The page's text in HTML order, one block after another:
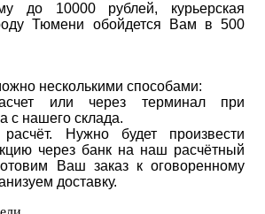
до 10000 рублей, курьерская
Тюмени обойдется Вам в 500
несколькими способами:
или через терминал при
с нашего склада.
Нужно будет произвести
через банк на наш расчётный
Ваш заказ к оговоренному
доставку.